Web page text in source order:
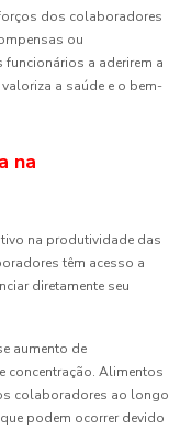
dos colaboradores
ou
a aderirem a
a saúde e o bem-
na
na produtividade das
têm acesso a
diretamente seu
aumento de
concentração. Alimentos
colaboradores ao longo
podem ocorrer devido